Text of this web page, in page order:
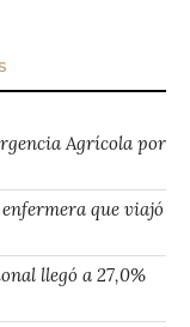
Agrícola por
que viajó
llegó a 27,0%